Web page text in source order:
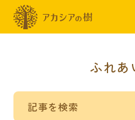
ふれあ
記事を検索